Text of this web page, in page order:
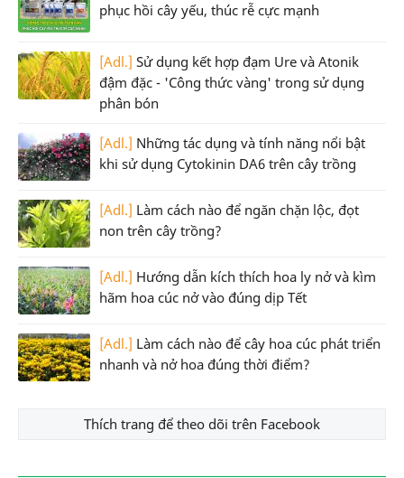
phục hồi cây yếu, thúc rễ cực mạnh
[Adl.] Sử dụng kết hợp đạm Ure và Atonik
đậm đặc - 'Công thức vàng' trong sử dụng
phân bón
[Adl.] Những tác dụng và tính năng nổi bật
khi sử dụng Cytokinin DA6 trên cây trồng
[Adl.] Làm cách nào để ngăn chặn lộc, đọt
non trên cây trồng?
[Adl.] Hướng dẫn kích thích hoa ly nở và kìm
hãm hoa cúc nở vào đúng dịp Tết
[Adl.] Làm cách nào để cây hoa cúc phát triển
nhanh và nở hoa đúng thời điểm?
Thích trang để theo dõi trên Facebook